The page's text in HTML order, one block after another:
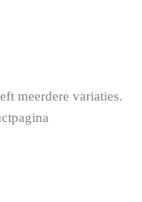
meerdere variaties.